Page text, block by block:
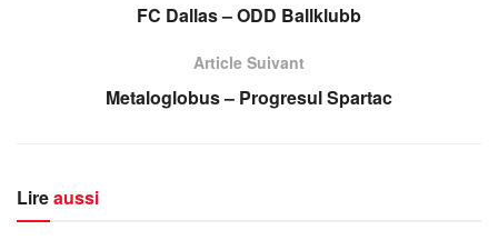
FC Dallas – ODD Ballklubb
Article Suivant
Metaloglobus – Progresul Spartac
Lireaussi